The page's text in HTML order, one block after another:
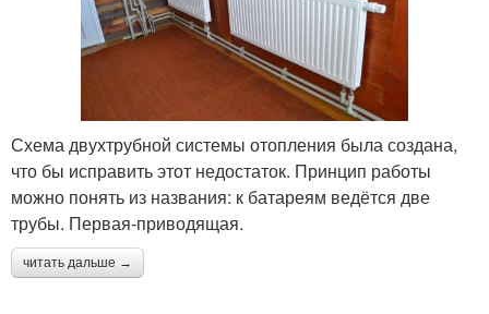
Схема двухтрубной системы отопления была создана,
что бы исправить этот недостаток. Принцип работы
можно понять из названия: к батареям ведётся две
трубы. Первая-приводящая.
читать дальше →